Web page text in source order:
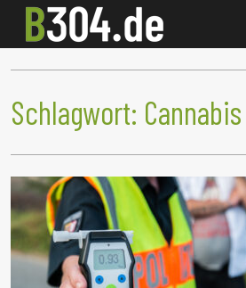
Schlagwort: Cannabis